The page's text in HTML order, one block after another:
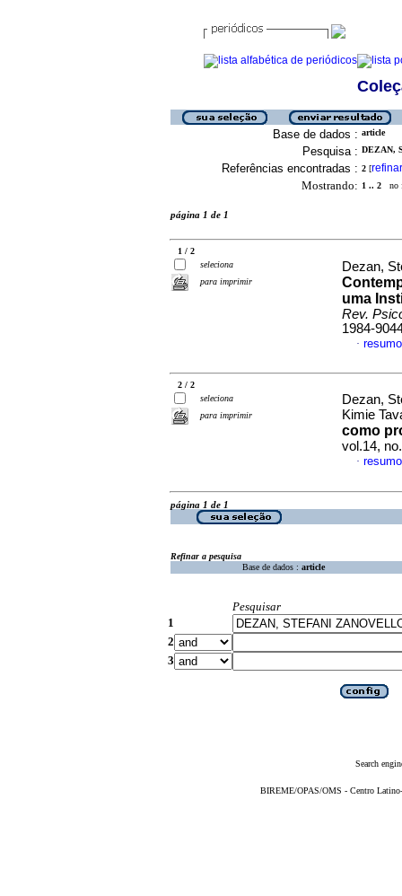
Base de dados : article
Pesquisa : DEZAN,
Referências encontradas : 2 [refinar
Mostrando: 1 .. 2 no
página 1 de 1
1 / 2
seleciona
para imprimir
Dezan,
uma
Rev.
1984-
·
2 / 2
seleciona
para imprimir
Dezan,
Kimie
como
vol.14,
·
página 1 de 1
Refinar a pesquisa
Base de dados : article
Pesquisar
1
2
3
Search
BIREME/OPAS/OMS - Centro Latino-